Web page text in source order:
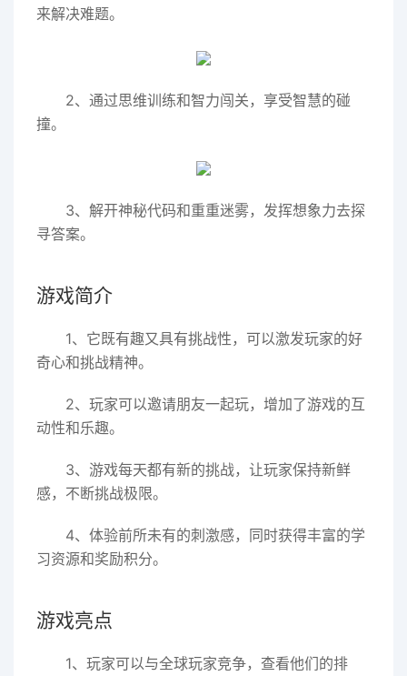
来解决难题。
2、通过思维训练和智力闯关，享受智慧的碰
撞。
3、解开神秘代码和重重迷雾，发挥想象力去探
寻答案。
游戏简介
1、它既有趣又具有挑战性，可以激发玩家的好
奇心和挑战精神。
2、玩家可以邀请朋友一起玩，增加了游戏的互
动性和乐趣。
3、游戏每天都有新的挑战，让玩家保持新鲜
感，不断挑战极限。
4、体验前所未有的刺激感，同时获得丰富的学
习资源和奖励积分。
游戏亮点
1、玩家可以与全球玩家竞争，查看他们的排